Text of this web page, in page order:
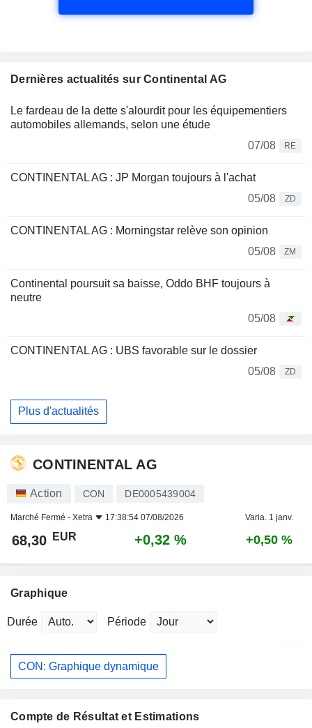
Dernières actualités sur Continental AG
Le fardeau de la dette s'alourdit pour les équipementiers
automobiles allemands, selon une étude
07/08
RE
CONTINENTAL AG : JP Morgan toujours à l'achat
05/08
ZD
CONTINENTAL AG : Morningstar relève son opinion
05/08
ZM
Continental poursuit sa baisse, Oddo BHF toujours à
neutre
05/08
CONTINENTAL AG : UBS favorable sur le dossier
05/08
ZD
Plus d'actualités
CONTINENTAL AG
Action CON DE0005439004
Marché Fermé - Xetra 17:38:54 07/08/2026 Varia. 1 janv.
68,30 EUR +0,32 % +0,50 %
Graphique
Durée Période
CON: Graphique dynamique
Compte de Résultat et Estimations